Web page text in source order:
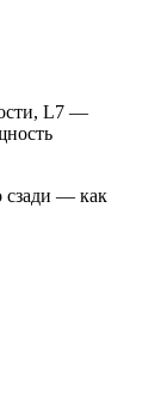
L7 —
сзади — как